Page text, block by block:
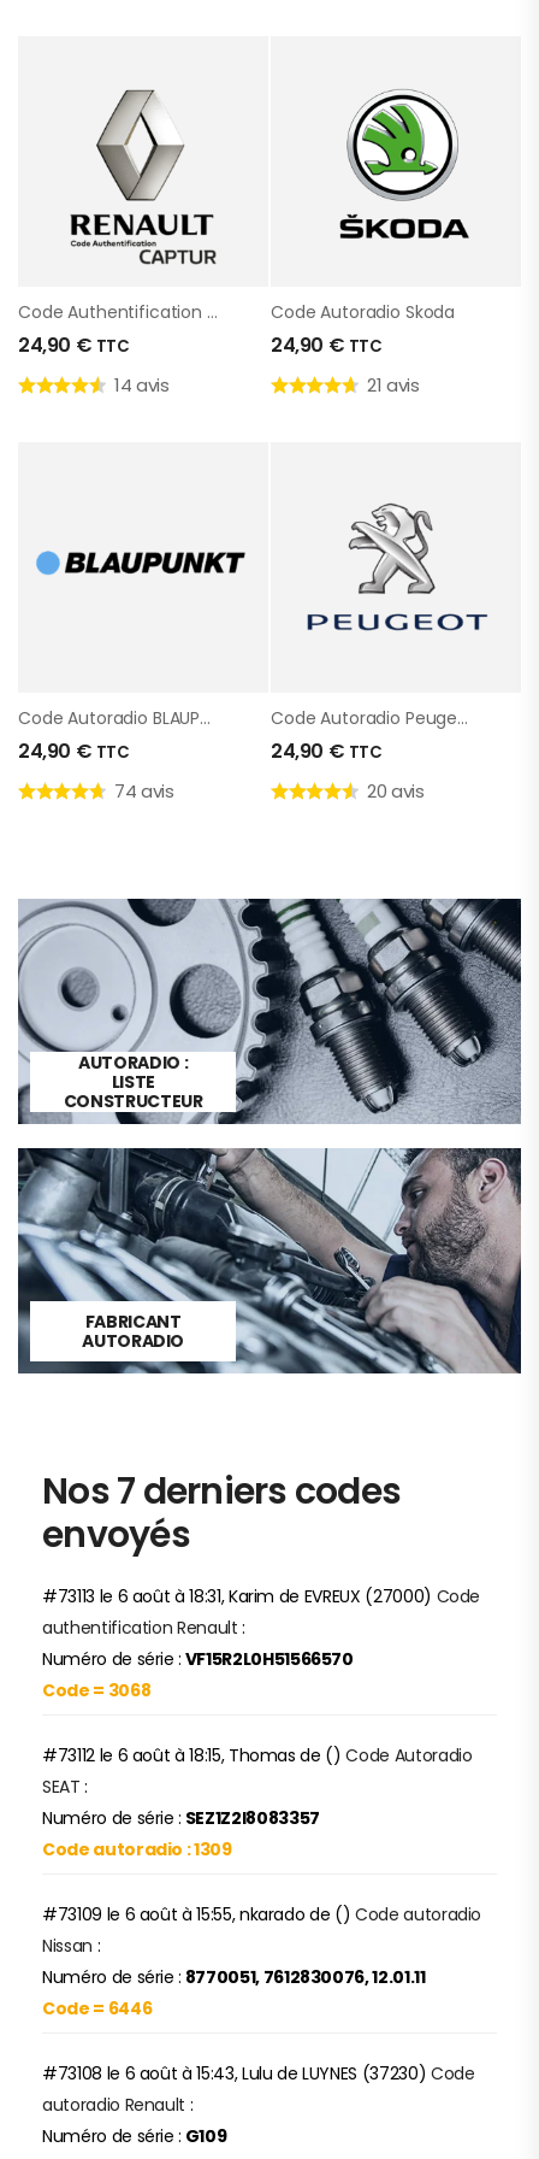
Code Authentification Renault Captur
24,90 € TTC
14 avis
Code Autoradio Skoda
24,90 € TTC
21 avis
Code Autoradio BLAUPUNKT
24,90 € TTC
74 avis
Code Autoradio Peugeot
24,90 € TTC
20 avis
CODE
AUTORADIO :
LISTE
CONSTRUCTEUR
AUTOMOBILE
FABRICANT
AUTORADIO
Nos 7 derniers codes
envoyés
#73113 le 6 août à 18:31, Karim de EVREUX (27000) Code
authentification Renault :
Numéro de série : VF15R2L0H51566570
Code = 3068
#73112 le 6 août à 18:15, Thomas de ()Code Autoradio
SEAT :
Numéro de série : SEZ1Z2I8083357
Code autoradio : 1309
#73109 le 6 août à 15:55, nkarado de () Code autoradio
Nissan :
Numéro de série : 8770051, 7612830076, 12.01.11
Code = 6446
#73108 le 6 août à 15:43, Lulu de LUYNES (37230) Code
autoradio Renault :
Numéro de série : G109